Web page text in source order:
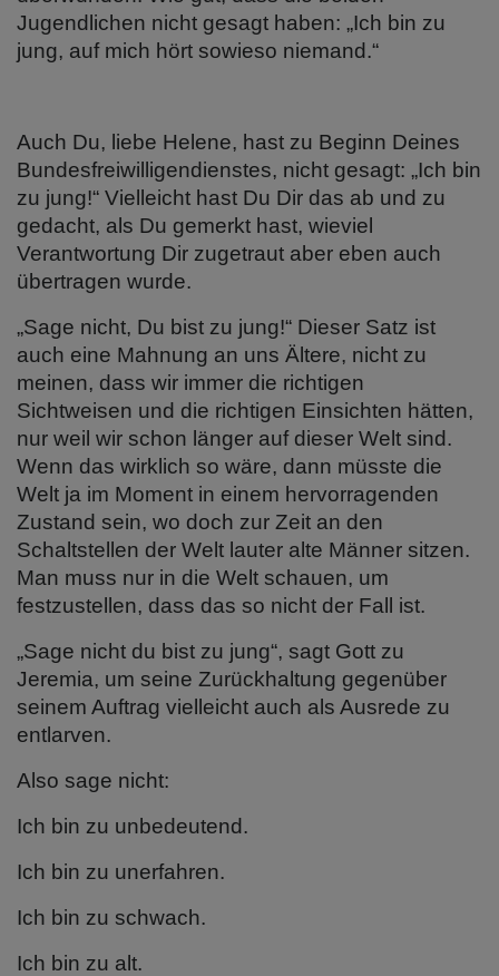
Jugendlichen nicht gesagt haben: „Ich bin zu
jung, auf mich hört sowieso niemand.“
Auch Du, liebe Helene, hast zu Beginn Deines
Bundesfreiwilligendienstes, nicht gesagt: „Ich bin
zu jung!“ Vielleicht hast Du Dir das ab und zu
gedacht, als Du gemerkt hast, wieviel
Verantwortung Dir zugetraut aber eben auch
übertragen wurde.
„Sage nicht, Du bist zu jung!“ Dieser Satz ist
auch eine Mahnung an uns Ältere, nicht zu
meinen, dass wir immer die richtigen
Sichtweisen und die richtigen Einsichten hätten,
nur weil wir schon länger auf dieser Welt sind.
Wenn das wirklich so wäre, dann müsste die
Welt ja im Moment in einem hervorragenden
Zustand sein, wo doch zur Zeit an den
Schaltstellen der Welt lauter alte Männer sitzen.
Man muss nur in die Welt schauen, um
festzustellen, dass das so nicht der Fall ist.
„Sage nicht du bist zu jung“, sagt Gott zu
Jeremia, um seine Zurückhaltung gegenüber
seinem Auftrag vielleicht auch als Ausrede zu
entlarven.
Also sage nicht:
Ich bin zu unbedeutend.
Ich bin zu unerfahren.
Ich bin zu schwach.
Ich bin zu alt.